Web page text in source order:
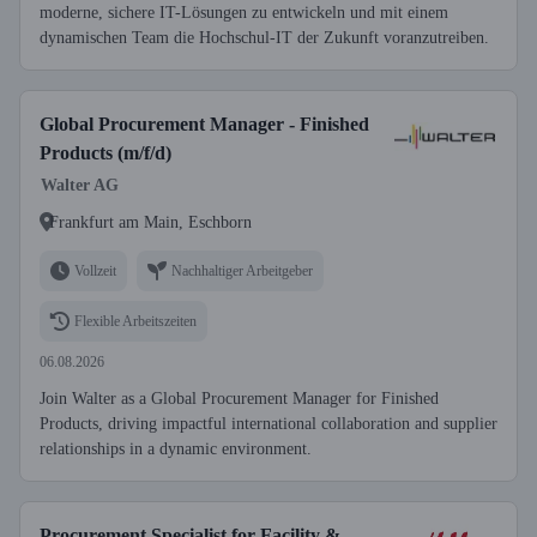
moderne, sichere IT-Lösungen zu entwickeln und mit einem
dynamischen Team die Hochschul-IT der Zukunft voranzutreiben.
Global Procurement Manager - Finished
Products (m/f/d)
Walter AG
Frankfurt am Main, Eschborn
Vollzeit Nachhaltiger Arbeitgeber
Flexible Arbeitszeiten
06.08.2026
Join Walter as a Global Procurement Manager for Finished
Products, driving impactful international collaboration and supplier
relationships in a dynamic environment.